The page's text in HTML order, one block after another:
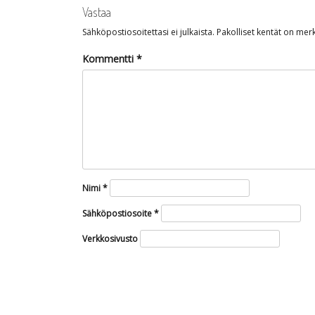
Vastaa
Sähköpostiosoitettasi ei julkaista. Pakolliset kentät on
Kommentti *
Nimi*
Sähköpostiosoite*
Verkkosivusto